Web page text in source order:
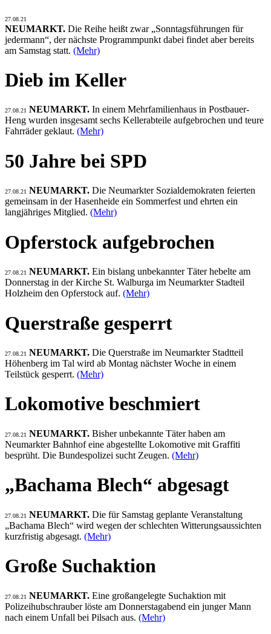
27.08.21
NEUMARKT. Die Reihe heißt zwar „Sonntagsführungen für
jedermann“, der nächste Programmpunkt dabei findet aber bereits
am Samstag statt. (Mehr)
Dieb im Keller
27.08.21 NEUMARKT. In einem Mehrfamilienhaus in Postbauer-
Heng wurden insgesamt sechs Kellerabteile aufgebrochen und teure
Fahrräder geklaut. (Mehr)
50 Jahre bei SPD
27.08.21 NEUMARKT. Die Neumarkter Sozialdemokraten feierten
gemeinsam in der Hasenheide ein Sommerfest und ehrten ein
langjähriges Mitglied. (Mehr)
Opferstock aufgebrochen
27.08.21 NEUMARKT. Ein bislang unbekannter Täter hebelte am
Donnerstag in der Kirche St. Walburga im Neumarkter Stadteil
Holzheim den Opferstock auf. (Mehr)
Querstraße gesperrt
27.08.21 NEUMARKT. Die Querstraße im Neumarkter Stadtteil
Höhenberg im Tal wird ab Montag nächster Woche in einem
Teilstück gesperrt. (Mehr)
Lokomotive beschmiert
27.08.21 NEUMARKT. Bisher unbekannte Täter haben am
Neumarkter Bahnhof eine abgestellte Lokomotive mit Graffiti
besprüht. Die Bundespolizei sucht Zeugen. (Mehr)
„Bachama Blech“ abgesagt
27.08.21 NEUMARKT. Die für Samstag geplante Veranstaltung
„Bachama Blech“ wird wegen der schlechten Witterungsaussichten
kurzfristig abgesagt. (Mehr)
Große Suchaktion
27.08.21 NEUMARKT. Eine großangelegte Suchaktion mit
Polizeihubschrauber löste am Donnerstagabend ein junger Mann
nach einem Unfall bei Pilsach aus. (Mehr)